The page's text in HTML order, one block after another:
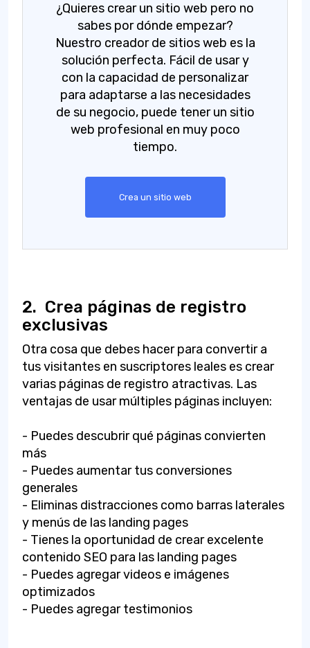
¿Quieres crear un sitio web pero no
sabes por dónde empezar?
Nuestro creador de sitios web es la
solución perfecta. Fácil de usar y
con la capacidad de personalizar
para adaptarse a las necesidades
de su negocio, puede tener un sitio
web profesional en muy poco
tiempo.
Crea un sitio web
2. Crea páginas de registro
exclusivas
Otra cosa que debes hacer para convertir a
tus visitantes en suscriptores leales es crear
varias páginas de registro atractivas. Las
ventajas de usar múltiples páginas incluyen:
- Puedes descubrir qué páginas convierten
más
- Puedes aumentar tus conversiones
generales
- Eliminas distracciones como barras laterales
y menús de las landing pages
- Tienes la oportunidad de crear excelente
contenido SEO para las landing pages
- Puedes agregar videos e imágenes
optimizados
- Puedes agregar testimonios